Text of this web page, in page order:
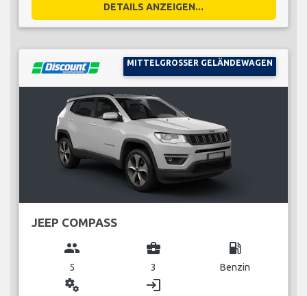
DETAILS ANZEIGEN...
MITTELGROSSER GELÄNDEWAGEN
JEEP COMPASS
group
5
business_center
3
local_gas_station
Benzin
miscellaneous_services login